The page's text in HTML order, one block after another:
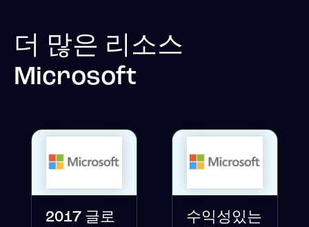
더 많은 리소스
Microsoft
2017 글로
수익성있는